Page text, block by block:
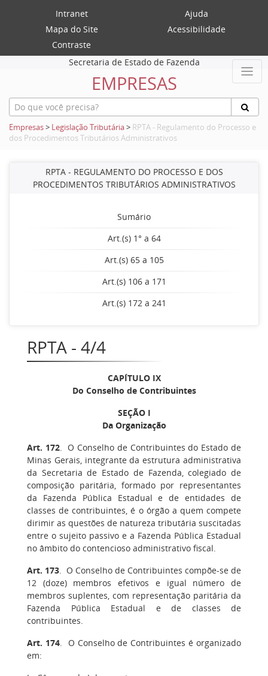
Intranet
Ajuda
Mapa do Site
Acessibilidade
Contraste
Secretaria de Estado de Fazenda
EMPRESAS
Empresas> Legislação Tributária> RPTA - Regulamento do Processo e
dos Procedimentos Tributários Administrativos
RPTA - REGULAMENTO DO PROCESSO E DOS
PROCEDIMENTOS TRIBUTÁRIOS ADMINISTRATIVOS
Sumário
Art.(s) 1° a 64
Art.(s) 65 a 105
Art.(s) 106 a 171
Art.(s) 172 a 241
RPTA - 4/4
CAPÍTULO IX
Do Conselho de Contribuintes
SEÇÃO I
Da Organização
Art. 172. O Conselho de Contribuintes do Estado de
Minas Gerais, integrante da estrutura administrativa
da Secretaria de Estado de Fazenda, colegiado de
composição paritária, formado por representantes
da Fazenda Pública Estadual e de entidades de
classes de contribuintes, é o órgão a quem compete
dirimir as questões de natureza tributária suscitadas
entre o sujeito passivo e a Fazenda Pública Estadual
no âmbito do contencioso administrativo fiscal.
Art. 173. O Conselho de Contribuintes compõe-se de
12 (doze) membros efetivos e igual número de
membros suplentes, com representação paritária da
Fazenda Pública Estadual e de classes de
contribuintes.
Art. 174. O Conselho de Contribuintes é organizado
em: